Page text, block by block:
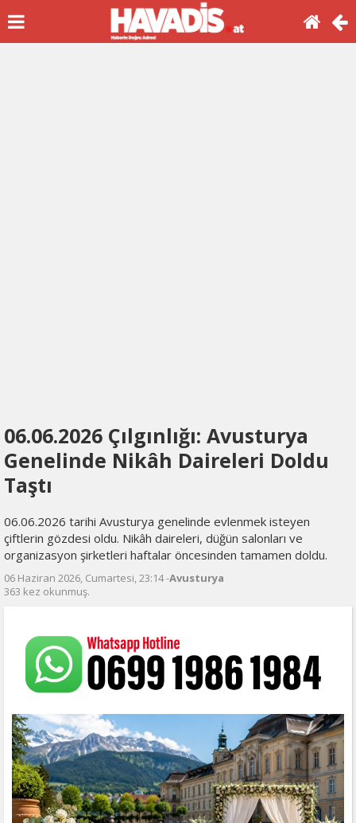
06.06.2026 Çılgınlığı: Avusturya
Genelinde Nikâh Daireleri Doldu
Taştı
06.06.2026 tarihi Avusturya genelinde evlenmek isteyen
çiftlerin gözdesi oldu. Nikâh daireleri, düğün salonları ve
organizasyon şirketleri haftalar öncesinden tamamen doldu.
06 Haziran 2026, Cumartesi, 23:14 -Avusturya
363 kez okunmuş.